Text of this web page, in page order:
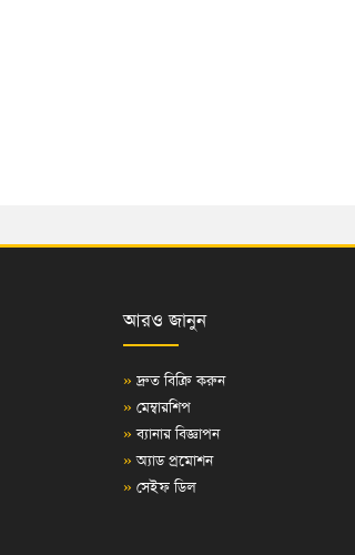
আরও জানুন
» দ্রুত বিক্রি করুন
» মেম্বারশিপ
» ব্যানার বিজ্ঞাপন
» অ্যাড প্রমোশন
» সেইফ ডিল